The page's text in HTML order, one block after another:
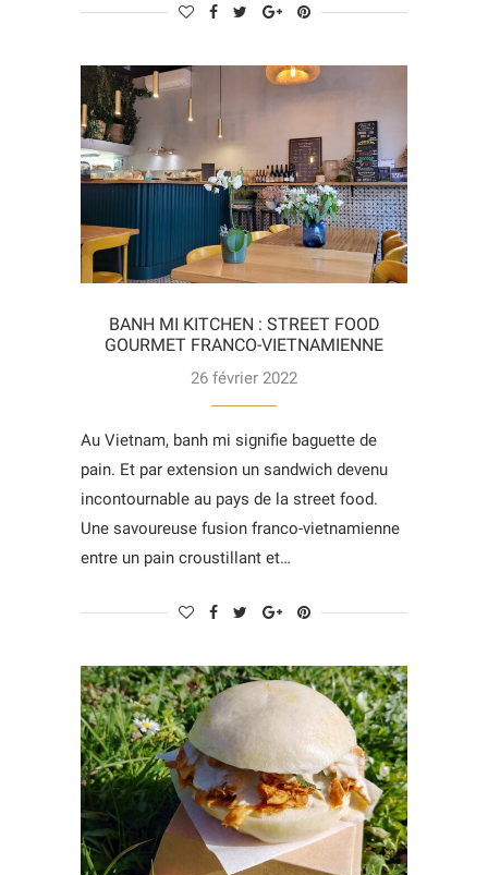
BANH MI KITCHEN : STREET FOOD
GOURMET FRANCO-VIETNAMIENNE
26 février 2022
Au Vietnam, banh mi signifie baguette de
pain. Et par extension un sandwich devenu
incontournable au pays de la street food.
Une savoureuse fusion franco-vietnamienne
entre un pain croustillant et…